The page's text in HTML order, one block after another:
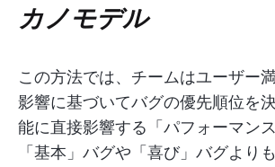
カノモデル
この方法では、チームはユーザー
影響に基づいてバグの優先順位を
能に直接影響する「パフォーマンス
「基本」バグや「喜び」バグより